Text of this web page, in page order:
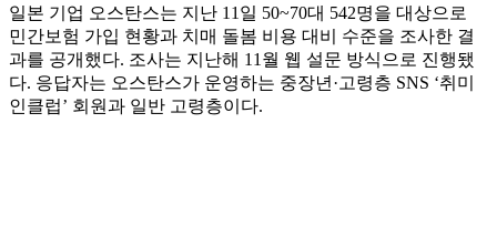
일본 기업 오스탄스는 지난 11일 50~70대 542명을 대상으로
민간보험 가입 현황과 치매 돌봄 비용 대비 수준을 조사한 결
과를 공개했다. 조사는 지난해 11월 웹 설문 방식으로 진행됐
다. 응답자는 오스탄스가 운영하는 중장년·고령층 SNS ‘취미
인클럽’ 회원과 일반 고령층이다.